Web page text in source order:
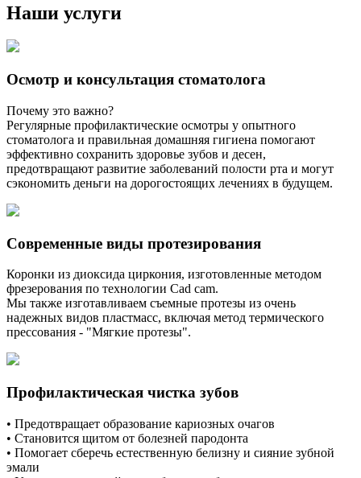
Наши услуги
Осмотр и консультация стоматолога
Почему это важно?
Регулярные профилактические осмотры у опытного
стоматолога и правильная домашняя гигиена помогают
эффективно сохранить здоровье зубов и десен,
предотвращают развитие заболеваний полости рта и могут
сэкономить деньги на дорогостоящих лечениях в будущем.
Современные виды протезирования
Коронки из диоксида циркония, изготовленные методом
фрезерования по технологии Cad cam.
Мы также изготавливаем съемные протезы из очень
надежных видов пластмасс, включая метод термического
прессования - "Мягкие протезы".
Профилактическая чистка зубов
• Предотвращает образование кариозных очагов
• Становится щитом от болезней пародонта
• Помогает сберечь естественную белизну и сияние зубной
эмали